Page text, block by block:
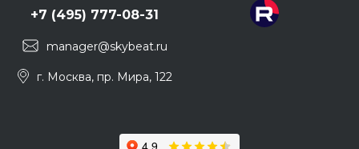
+7 (495) 777-08-31
manager@skybeat.ru
г. Москва, пр. Мира, 122